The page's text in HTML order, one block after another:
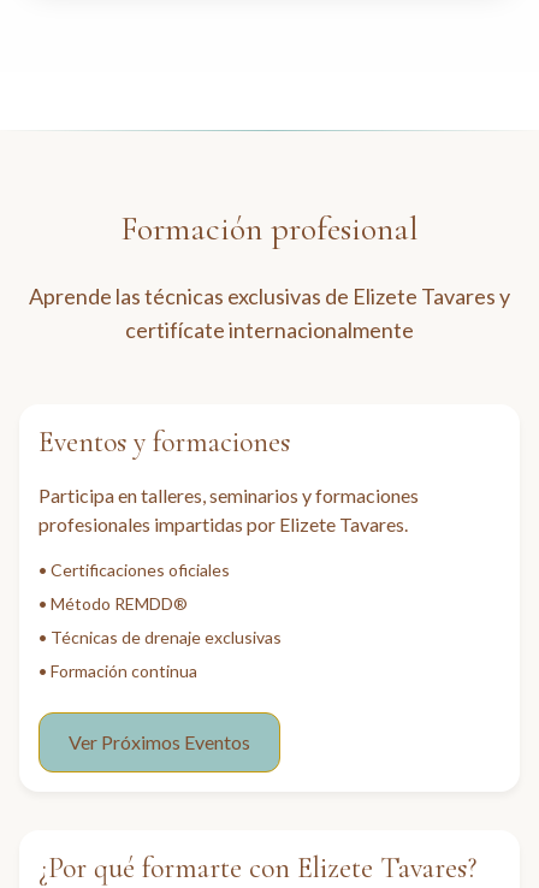
Formación profesional
Aprende las técnicas exclusivas de Elizete Tavares y
certifícate internacionalmente
Eventos y formaciones
Participa en talleres, seminarios y formaciones
profesionales impartidas por Elizete Tavares.
• Certificaciones oficiales
• Método REMDD®
• Técnicas de drenaje exclusivas
• Formación continua
Ver Próximos Eventos
¿Por qué formarte con Elizete Tavares?